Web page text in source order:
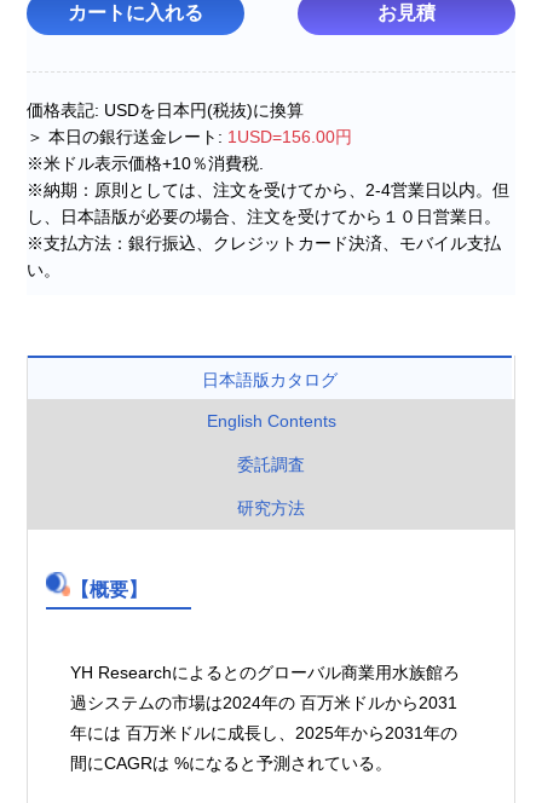
カートに入れる お見積
価格表記: USDを日本円(税抜)に換算
＞ 本日の銀行送金レート: 1USD=156.00円
※米ドル表示価格+10％消費税.
※納期：原則としては、注文を受けてから、2-4営業日以内。但
し、日本語版が必要の場合、注文を受けてから１０日営業日。
※支払方法：銀行振込、クレジットカード決済、モバイル支払
い。
日本語版カタログ
English Contents
委託調査
研究方法
【概要】
YH Researchによるとのグローバル商業用水族館ろ
過システムの市場は2024年の 百万米ドルから2031
年には 百万米ドルに成長し、2025年から2031年の
間にCAGRは %になると予測されている。